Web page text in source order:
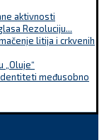
aktivnosti
Rezoluciju...
litija i crkvenih
međusobno